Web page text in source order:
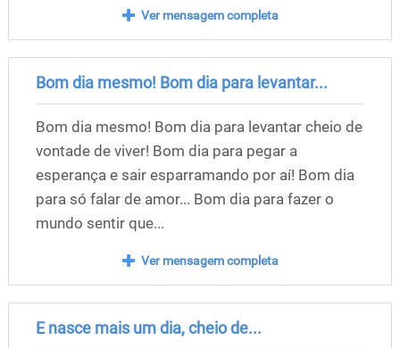
Ver mensagem completa
Bom dia mesmo! Bom dia para levantar...
Bom dia mesmo! Bom dia para levantar cheio de
vontade de viver! Bom dia para pegar a
esperança e sair esparramando por aí! Bom dia
para só falar de amor... Bom dia para fazer o
mundo sentir que...
Ver mensagem completa
E nasce mais um dia, cheio de...